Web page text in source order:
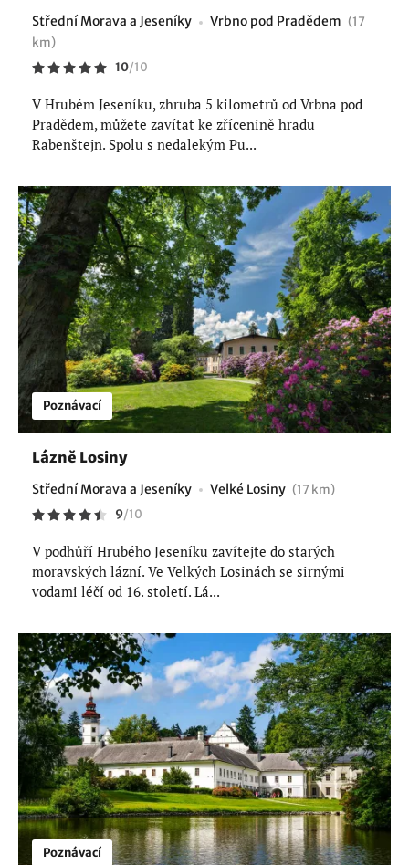
Střední Morava a Jeseníky Vrbno pod Pradědem (17
km)
10/10
V Hrubém Jeseníku, zhruba 5 kilometrů od Vrbna pod
Pradědem, můžete zavítat ke zřícenině hradu
Rabenštejn. Spolu s nedalekým Pu...
Poznávací
Lázně Losiny
Střední Morava a Jeseníky Velké Losiny (17 km)
9/10
V podhůří Hrubého Jeseníku zavítejte do starých
moravských lázní. Ve Velkých Losinách se sirnými
vodami léčí od 16. století. Lá...
Poznávací